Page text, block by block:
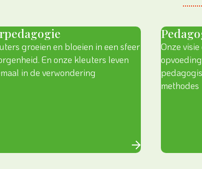
groeien en bloeien in een sfeer
En onze kleuters leven
in de verwondering
Onze
methodes